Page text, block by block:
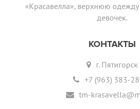
«Красавелла», верхнюю
девочек.
КОНТАКТЫ
г. Пятигорск
+7 (963) 383-
tm-